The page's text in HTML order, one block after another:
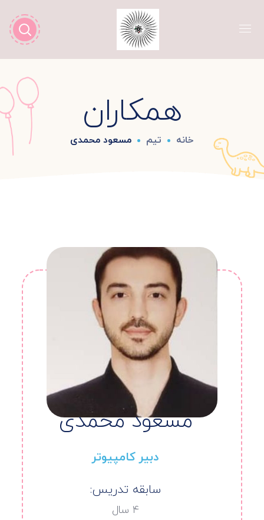
همکاران
خانه تیم مسعود محمدی
مسعود محمدی
دبیر کامپیوتر
سابقه تدریس:
۴ سال